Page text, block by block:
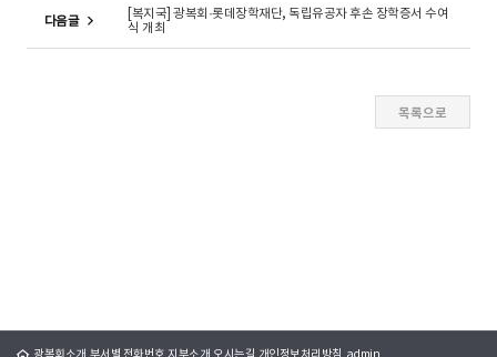
다음글
[복지국] 광복회·롯데장학재단, 독립유공자 후손 장학증서 수여
식 개최